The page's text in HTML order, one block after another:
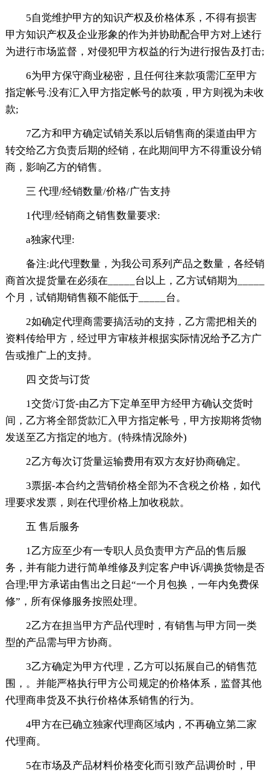
5自觉维护甲方的知识产权及价格体系，不得有损害
甲方知识产权及企业形象的作为并协助配合甲方对上述行
为进行市场监督，对侵犯甲方权益的行为进行报告及打击;
6为甲方保守商业秘密，且任何往来款项需汇至甲方
指定帐号.没有汇入甲方指定帐号的款项，甲方则视为未收
款;
7乙方和甲方确定试销关系以后销售商的渠道由甲方
转交给乙方负责后期的经销，在此期间甲方不得重设分销
商，影响乙方的销售。
三 代理/经销数量/价格/广告支持
1代理/经销商之销售数量要求:
a独家代理:
备注:此代理数量，为我公司系列产品之数量，各经销
商首次提货量在必须在_____台以上，乙方试销期为_____
个月，试销期销售额不能低于_____台。
2如确定代理商需要搞活动的支持，乙方需把相关的
资料传给甲方，经过甲方审核并根据实际情况给予乙方广
告或推广上的支持。
四 交货与订货
1交货/订货-由乙方下定单至甲方经甲方确认交货时
间，乙方将全部货款汇入甲方指定帐号，甲方按期将货物
发送至乙方指定的地方。(特殊情况除外)
2乙方每次订货量运输费用有双方友好协商确定。
3票据-本合约之营销价格全部为不含税之价格，如代
理要求发票，则在代理价格上加收税款。
五 售后服务
1乙方应至少有一专职人员负责甲方产品的售后服
务，并有能力进行简单维修及判定客户申诉/调换货物是否
合理;甲方承诺由售出之日起“一个月包换，一年内免费保
修”，所有保修服务按照处理。
2乙方在担当甲方产品代理时，有销售与甲方同一类
型的产品需与甲方协商。
3乙方确定为甲方代理，乙方可以拓展自己的销售范
围，。并能严格执行甲方公司规定的价格体系，监督其他
代理商串货及不执行价格体系销售的行为。
4甲方在已确立独家代理商区域内，不再确立第二家
代理商。
5在市场及产品材料价格变化而引致产品调价时，甲